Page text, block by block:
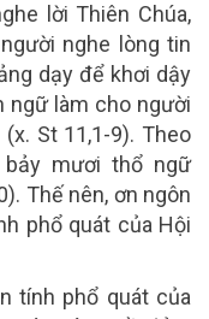
lời Thiên Chúa,
nghe lòng tin
dạy để khơi dậy
ngữ làm cho người
(x. St 11,1-9). Theo
bảy mươi thổ ngữ
Thế nên, ơn ngôn
phổ quát của Hội
tính phổ quát của